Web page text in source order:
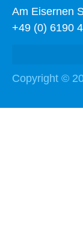
Am Eisernen
+49 (0) 6190
Copyright ©